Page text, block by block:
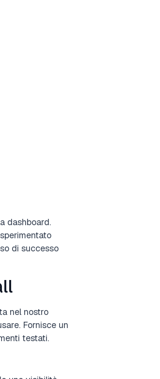
dashboard.
di successo
nel nostro
Fornisce un
testati.